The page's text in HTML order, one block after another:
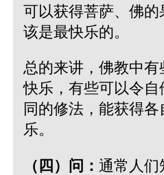
可以获得菩萨、佛
该是最快乐的。
总的来讲，佛教中
快乐，有些可以令
同的修法，能获得
乐。
（四）问： 通常人们